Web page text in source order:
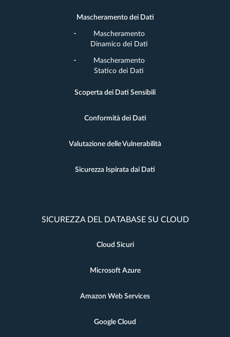
Mascheramento dei Dati
Mascheramento
Dinamico dei Dati
Mascheramento
Statico dei Dati
Scoperta dei Dati Sensibili
Conformità dei Dati
Valutazione delle Vulnerabilità
Sicurezza Ispirata dai Dati
SICUREZZA DEL DATABASE SU CLOUD
Cloud Sicuri
Microsoft Azure
Amazon Web Services
Google Cloud